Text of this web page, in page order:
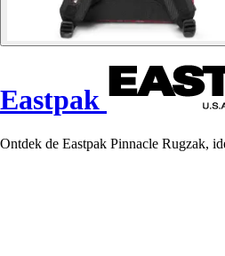
Eastpak
Ontdek de Eastpak Pinnacle Rugzak,